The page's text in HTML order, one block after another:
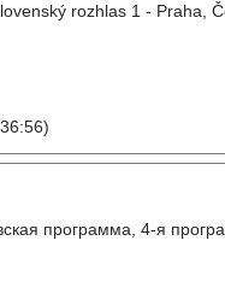
rozhlas 1 - Praha,
программа, 4-я